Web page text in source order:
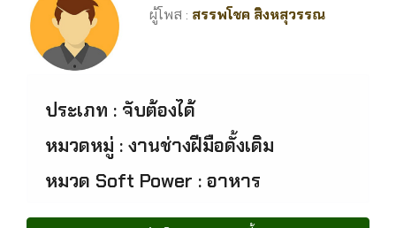
ผู้โพส : สรรพโชค สิงหสุวรรณ
ประเภท : จับต้องได้
หมวดหมู่ : งานช่างฝีมือดั้งเดิม
หมวด Soft Power : อาหาร